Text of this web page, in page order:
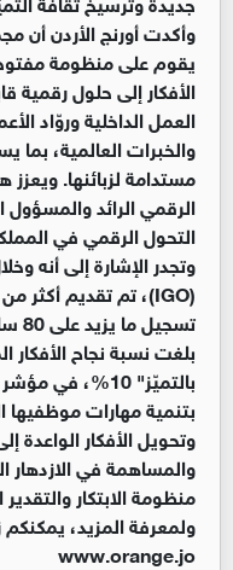
وأكدت أورنج الأردن أن
يقوم على منظومة
الأفكار إلى حلول رقمية
العمل الداخلية وروّاد
والخبرات العالمية،
مستدامة لزبائنها. ويعزز
الرقمي الرائد
التحول الرقمي في
وتجدر الإشارة إلى أنه
بلغت نسبة نجاح الأفكار
بالتميّز" 10%،
بتنمية مهارات موظفيها
وتحويل الأفكار
والمساهمة في الازدهار
منظومة الابتكار
ولمعرفة المزيد، يمكنكم
www.orange.jo